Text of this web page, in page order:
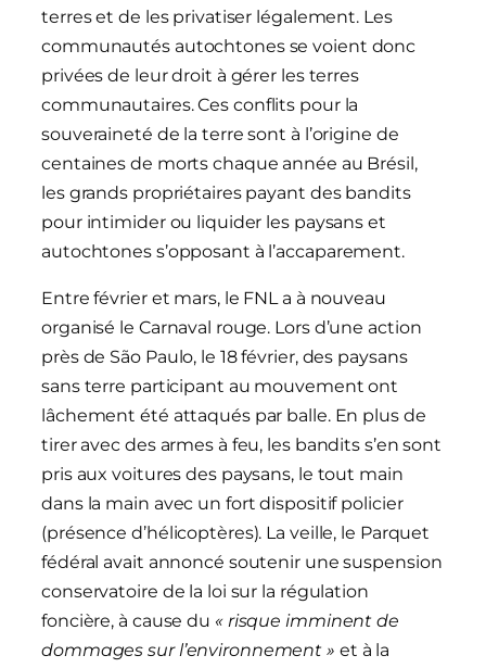
terres et de les privatiser légalement. Les
communautés autochtones se voient donc
privées de leur droit à gérer les terres
communautaires. Ces conflits pour la
souveraineté de la terre sont à l’origine de
centaines de morts chaque année au Brésil,
les grands propriétaires payant des bandits
pour intimider ou liquider les paysans et
autochtones s’opposant à l’accaparement.
Entre février et mars, le FNL a à nouveau
organisé le Carnaval rouge. Lors d’une action
près de São Paulo, le 18 février, des paysans
sans terre participant au mouvement ont
lâchement été attaqués par balle. En plus de
tirer avec des armes à feu, les bandits s’en sont
pris aux voitures des paysans, le tout main
dans la main avec un fort dispositif policier
(présence d’hélicoptères). La veille, le Parquet
fédéral avait annoncé soutenir une suspension
conservatoire de la loi sur la régulation
foncière, à cause du « risque imminent de
dommages sur l’environnement » et à la